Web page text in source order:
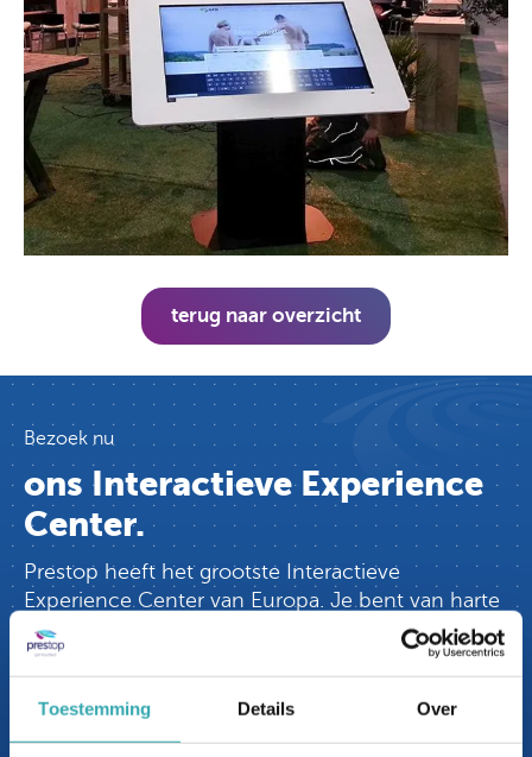
Toestemming Details Over
terug naar overzicht
Bezoek nu
ons Interactieve Experience
Center.
Prestop heeft het grootste Interactieve
Experience Center van Europa. Je bent van harte
welkom in onze showroom, op Ekkersrijt 4611 in
Son en Breugel, waar we je al onze oplossingen
kunnen tonen.
Liever online? Onze specialisten lopen graag met